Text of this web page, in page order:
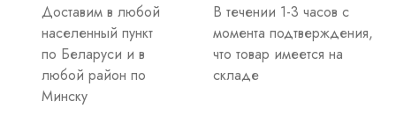
Доставим в любой
населенный пункт
по Беларуси и в
любой район по
Минску
В течении 1-3 часов с
момента подтверждения,
что товар имеется на
складе